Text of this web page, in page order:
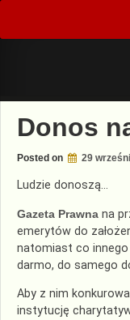
Skip
content
Donos
Posted on 29
Ludzie donoszą…
Gazeta Prawna na
emerytów do
natomiast co
darmo, do samego
Aby z nim
instytucję